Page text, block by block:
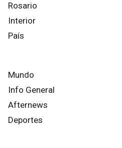
Rosario
Interior
País
Mundo
Info General
Afternews
Deportes